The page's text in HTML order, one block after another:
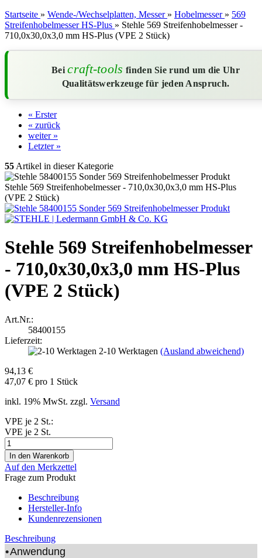
Startseite » Wende-/Wechselplatten, Messer » Hobelmesser » 569
Streifenhobelmesser HS-Plus » Stehle 569 Streifenhobelmesser -
710,0x30,0x3,0 mm HS-Plus (VPE 2 Stück)
Beicraft-tools finden Sie rund um die Uhr
Qualitätswerkzeuge für jeden Anspruch.
« Erster
« zurück
weiter »
Letzter »
55 Artikel in dieser Kategorie
Stehle 569 Streifenhobelmesser - 710,0x30,0x3,0 mm HS-Plus
(VPE 2 Stück)
Stehle 569 Streifenhobelmesser
- 710,0x30,0x3,0 mm HS-Plus
(VPE 2 Stück)
Art.Nr.:
58400155
Lieferzeit:
2-10 Werktagen (Ausland abweichend)
94,13 €
47,07 € pro 1 Stück
inkl. 19% MwSt. zzgl. Versand
VPE je 2 St.:
VPE je 2 St.
Auf den Merkzettel
Frage zum Produkt
Beschreibung
Hersteller-Info
Kundenrezensionen
Beschreibung
•Anwendung